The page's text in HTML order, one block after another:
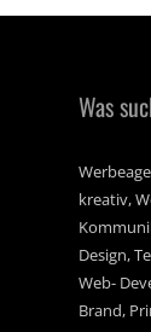
Was
kreativ,
Design,
Web-
Brand,